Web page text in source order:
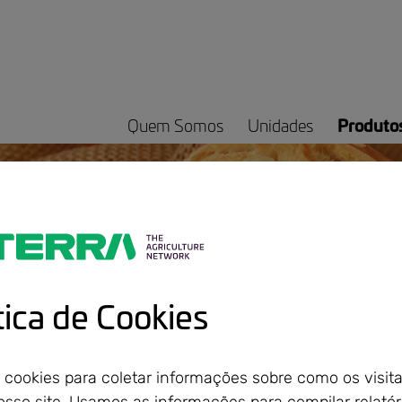
Quem Somos Unidades
Tulipa para
de Cookies
cookies para coletar informações sobre como os